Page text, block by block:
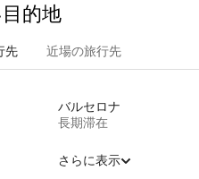
的⁠地
先 近場の旅行先
バルセロナ
長期滞在
さらに表示